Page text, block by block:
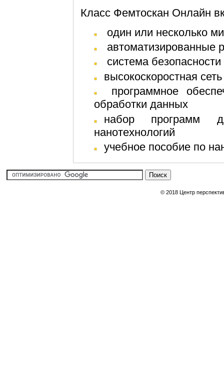
Класс Фемтоскан Онлайн
один или несколько
система
высокоскоростная
программное обеспечение для работы с микроскопом,
обработки данных
набор программ для демонстрации возможностей
нанотехнологий
учебное пособие по
© 2018 Центр